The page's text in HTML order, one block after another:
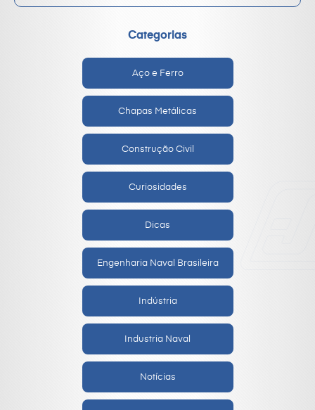
Categorias
Aço e Ferro
Chapas Metálicas
Construção Civil
Curiosidades
Dicas
Engenharia Naval Brasileira
Indústria
Industria Naval
Notícias